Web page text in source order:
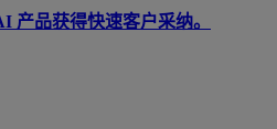
产品获得快速客户采纳。